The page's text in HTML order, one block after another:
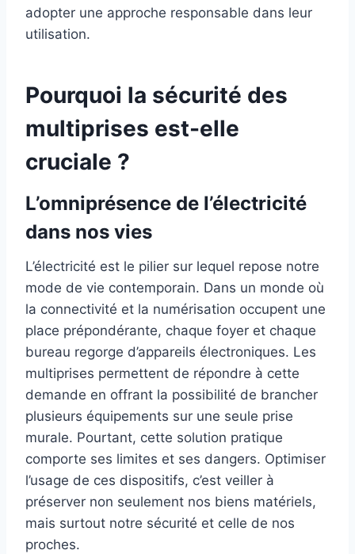
adopter une approche responsable dans leur
utilisation.
Pourquoi la sécurité des
multiprises est-elle
cruciale ?
L’omniprésence de l’électricité
dans nos vies
L’électricité est le pilier sur lequel repose notre
mode de vie contemporain. Dans un monde où
la connectivité et la numérisation occupent une
place prépondérante, chaque foyer et chaque
bureau regorge d’appareils électroniques. Les
multiprises permettent de répondre à cette
demande en offrant la possibilité de brancher
plusieurs équipements sur une seule prise
murale. Pourtant, cette solution pratique
comporte ses limites et ses dangers. Optimiser
l’usage de ces dispositifs, c’est veiller à
préserver non seulement nos biens matériels,
mais surtout notre sécurité et celle de nos
proches.